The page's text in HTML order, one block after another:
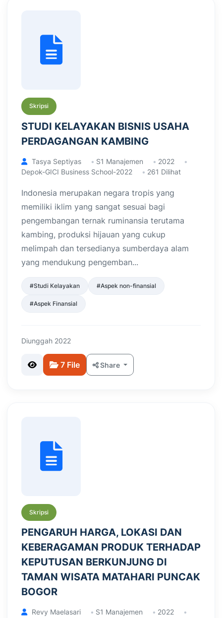
Skripsi
STUDI KELAYAKAN BISNIS USAHA
PERDAGANGAN KAMBING
Tasya Septiyas S1 Manajemen
2022
Depok-GICI Business School-2022
261 Dilihat
Indonesia merupakan negara tropis yang
memiliki iklim yang sangat sesuai bagi
pengembangan ternak ruminansia terutama
kambing, produksi hijauan yang cukup
melimpah dan tersedianya sumberdaya alam
yang mendukung pengemban...
#Studi Kelayakan #Aspek non-finansial
#Aspek Finansial
Diunggah 2022
7 File Share
Skripsi
PENGARUH HARGA, LOKASI DAN
KEBERAGAMAN PRODUK TERHADAP
KEPUTUSAN BERKUNJUNG DI
TAMAN WISATA MATAHARI PUNCAK
BOGOR
Revy Maelasari S1 Manajemen
2022